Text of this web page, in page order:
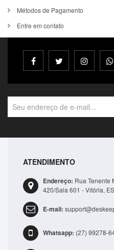
Métodos de Pagamento
Entre em contato
ATENDIMENTO
Endereço: Rua Tenente
420/Sala 601 - Vitória,
E-mail:
Whatsapp: (27) 99278-